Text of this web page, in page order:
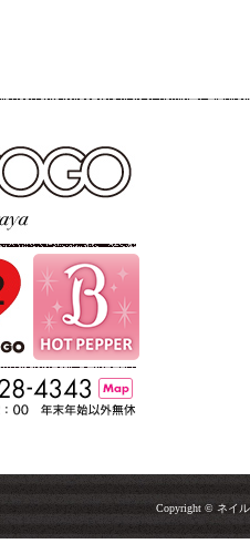
Copyright © ネイル